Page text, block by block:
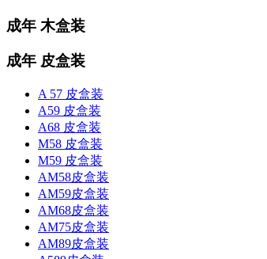
成年 木盒装
成年 皮盒装
A 57 皮盒装
A59 皮盒装
A68 皮盒装
M58 皮盒装
M59 皮盒装
AM58皮盒装
AM59皮盒装
AM68皮盒装
AM75皮盒装
AM89皮盒装